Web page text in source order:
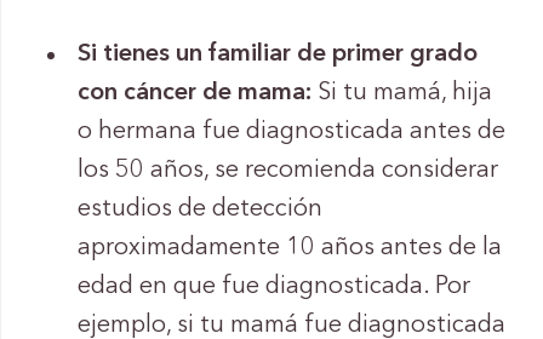
Si tienes un familiar de primer grado
con cáncer de mama: Si tu mamá, hija
o hermana fue diagnosticada antes de
los 50 años, se recomienda considerar
estudios de detección
aproximadamente 10 años antes de la
edad en que fue diagnosticada. Por
ejemplo, si tu mamá fue diagnosticada